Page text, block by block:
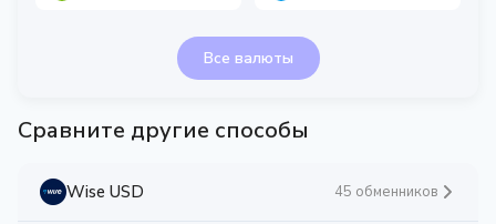
Все валюты
Сравните другие способы
Wise USD 45 обменников